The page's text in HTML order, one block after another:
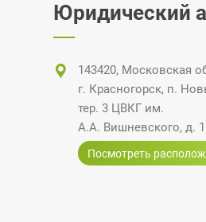
Юридический
143420, Московская
г. Красногорск, п.
тер. 3 ЦВКГ им.
А.А. Вишневского, д. 1
Посмотреть